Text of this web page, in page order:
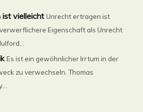
vielleicht Unrecht ertragen ist
Eigenschaft als Unrecht
Es ist ein gewöhnlicher Irrtum in der
zu verwechseln. Thomas